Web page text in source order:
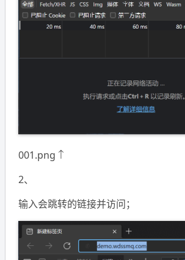
001.png ↑
2、
输入会跳转的链接并访问；